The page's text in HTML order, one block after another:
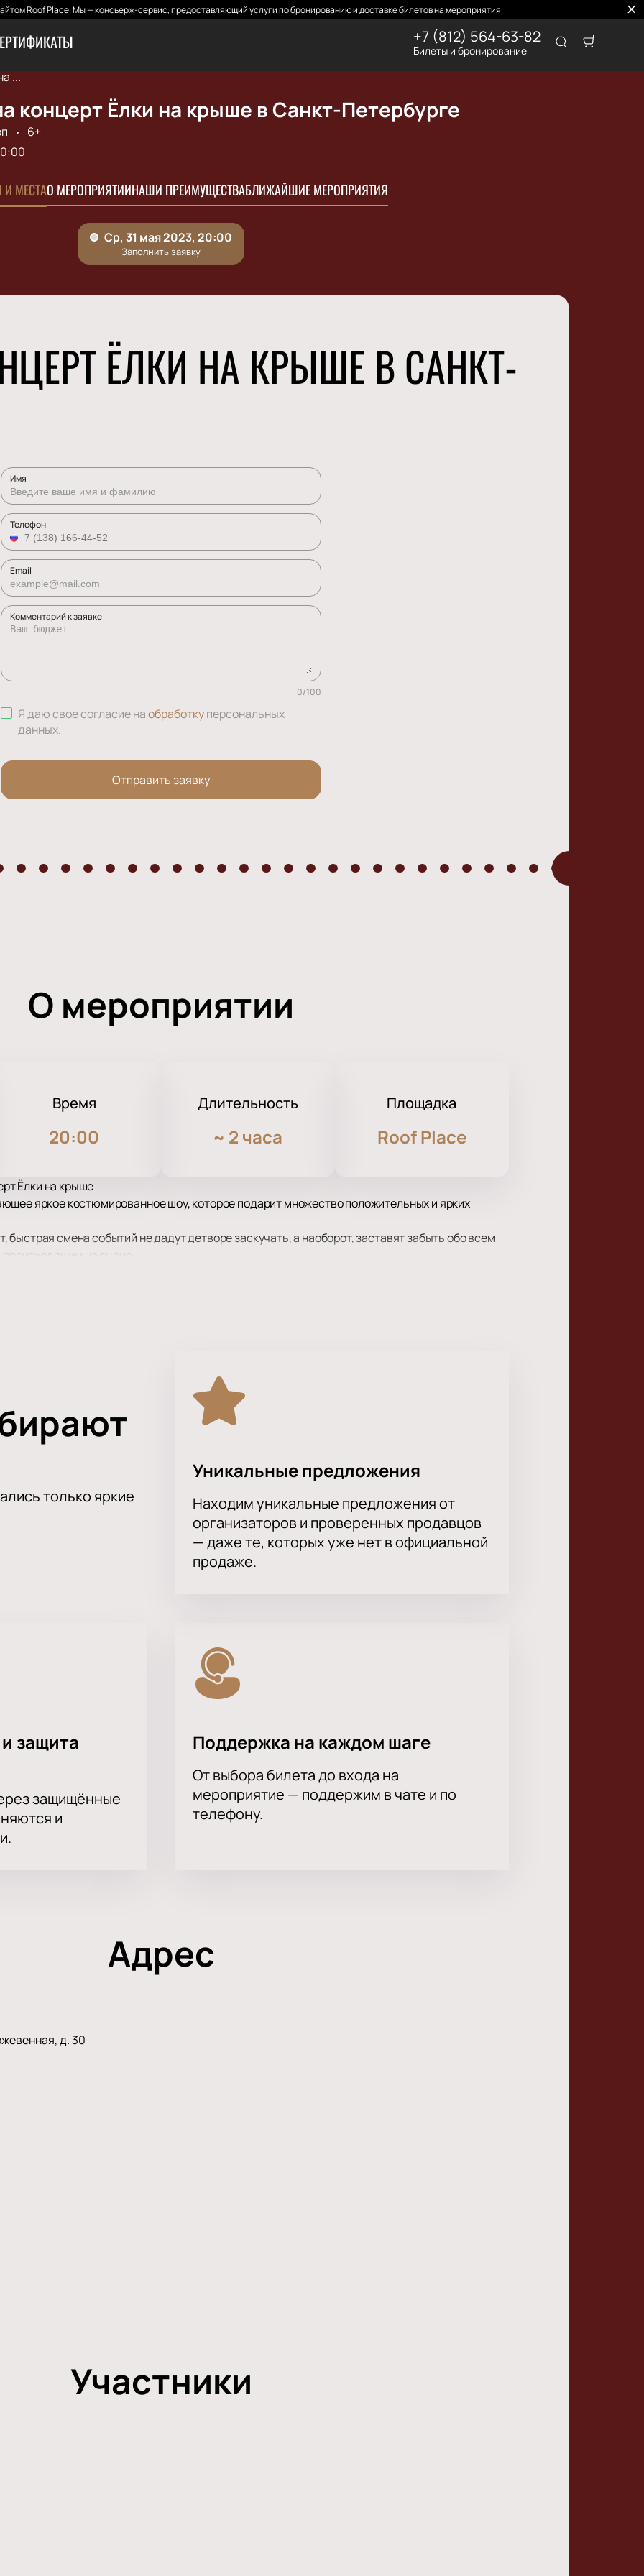
Roof Place. Мы — консьерж-сервис, предоставляющий услуги по бронированию и доставке билетов на мероприятия.
+7 (812) 564-63-82
Билеты и бронирование
...
концерт Ёлки на крыше в Санкт-Петербурге
6+
МЕСТАО МЕРОПРИЯТИИНАШИ ПРЕИМУЩЕСТВАБЛИЖАЙШИЕ МЕРОПРИЯТИЯ
ЁЛКИ НА КРЫШЕ В САНКТ-
Имя
Телефон
Email
Комментарий к заявке
0/100
Я даю свое согласие наобработкуперсональных
данных.
Отправить заявку
О мероприятии
Время
20:00
Длительность
~ 2 часа
Площадка
Roof Place
Ёлки на крыше
яркое костюмированное шоу, которое подарит множество положительных и ярких
смена событий не дадут детворе заскучать, а наоборот, заставят забыть обо всем
происходящим на сцене.
интересные танцы, игра света и теней украшают действо, происходящее на сцене,
только яркие
Уникальные предложения
Находим уникальные предложения от
организаторов и проверенных продавцов
— даже те, которых уже нет в официальной
продаже.
защита
защищённые
и
Поддержка на каждом шаге
От выбора билета до входа на
мероприятие — поддержим в чате и по
телефону.
Адрес
д. 30
Участники